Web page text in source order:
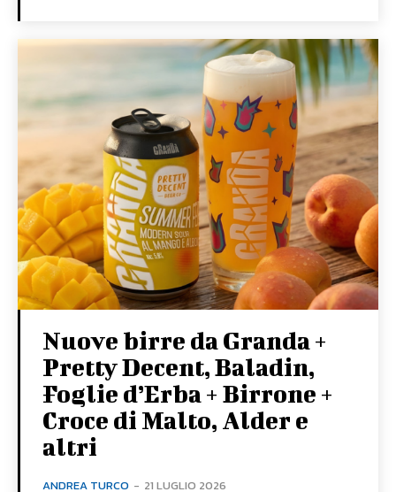
Nuove birre da Granda +
Pretty Decent, Baladin,
Foglie d’Erba + Birrone +
Croce di Malto, Alder e
altri
ANDREA TURCO - 21 LUGLIO 2026